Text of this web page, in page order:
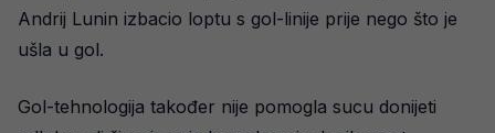
Andrij Lunin izbacio loptu s gol-linije prije nego što je
ušla u gol.
Gol-tehnologija također nije pomogla sucu donijeti